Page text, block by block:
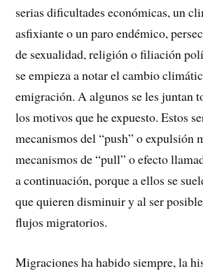
serias dificultades económicas, un
asfixiante o un paro endémico,
de sexualidad, religión o filiación
se empieza a notar el cambio
emigración. A algunos se les juntan
los motivos que he expuesto. Estos
mecanismos del “push” o expulsión
mecanismos de “pull” o efecto
a continuación, porque a ellos se
que quieren disminuir y al ser
flujos migratorios.
Migraciones ha habido siempre, la